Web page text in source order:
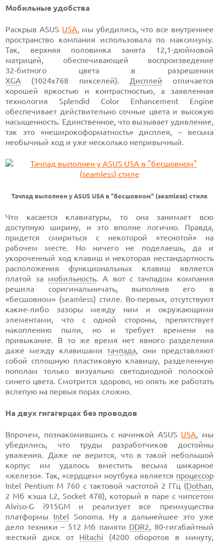
Мобильные удобства
Раскрыв ASUS U5A, мы убедились, что все внутреннее
пространство компания использовала по максимуму.
Так, верхняя половинка занята 12,1-дюймовой
матрицей, обеспечивающей воспроизведение
32-битного цвета в разрешении
XGA (1024х768 пикселей). Дисплей отличается
хорошей яркостью и контрастностью, а заявленная
технология Splendid Color Enhancement Engine
обеспечивает действительно сочные цвета и высокую
насыщенность. Единственное, что вызывает удивление,
так это «неширокоформатность» дисплея, – весьма
необычный ход и уже несколько непривычный.
Тачпад выполнен у ASUS U5A в "бесшовном" (seamless) стиле
Что касается клавиатуры, то она занимает всю
доступную ширину, и это вполне логично. Правда,
придется смириться с некоторой «теснотой» на
рабочем месте. Но ничего не поделаешь, да и
укороченный ход клавиш и некоторая нестандартность
расположения функциональных клавиш является
платой за мобильность. А вот с тачпадом компания
решила соригинальничать, выполнив его в
«бесшовном» (seamless) стиле. Во-первых, отсутствуют
какие-либо зазоры между ним и окружающими
элементами, что с одной стороны, препятствует
накоплению пыли, но и требует времени на
привыкание. В то же время нет явного разделения
даже между клавишамитачпада, они представляют
собой сплошную пластиковую клавишу, разделенную
пополам только визуально светодиодной полоской
синего цвета. Смотрится здорово, но опять же работать
вслепую на первых порах сложно.
На двух гигагерцах без проводов
Впрочем, познакомившись с начинкой ASUS U5A, мы
убедились, что труды разработчиков достойны
уважения. Даже не верится, что в такой небольшой
корпус им удалось вместить весьма шикарное
«железо». Так, «сердцем» ноутбука является процессор
Intel Pentium M 760 стактовой частотой 2 ГГц (Dothan,
2 Мб кэша L2, Socket 478), который в паре с чипсетом
Alviso-G i915GM и реализует все преимущества
платформы Intel Sonoma. Ну а дальнейшее это уже
дело техники – 512 Мб памяти DDR2, 80-гигабайтный
жесткий диск от Hitachi (4200 оборотов в минуту,